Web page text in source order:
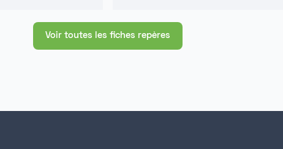
Voir toutes les fiches repères